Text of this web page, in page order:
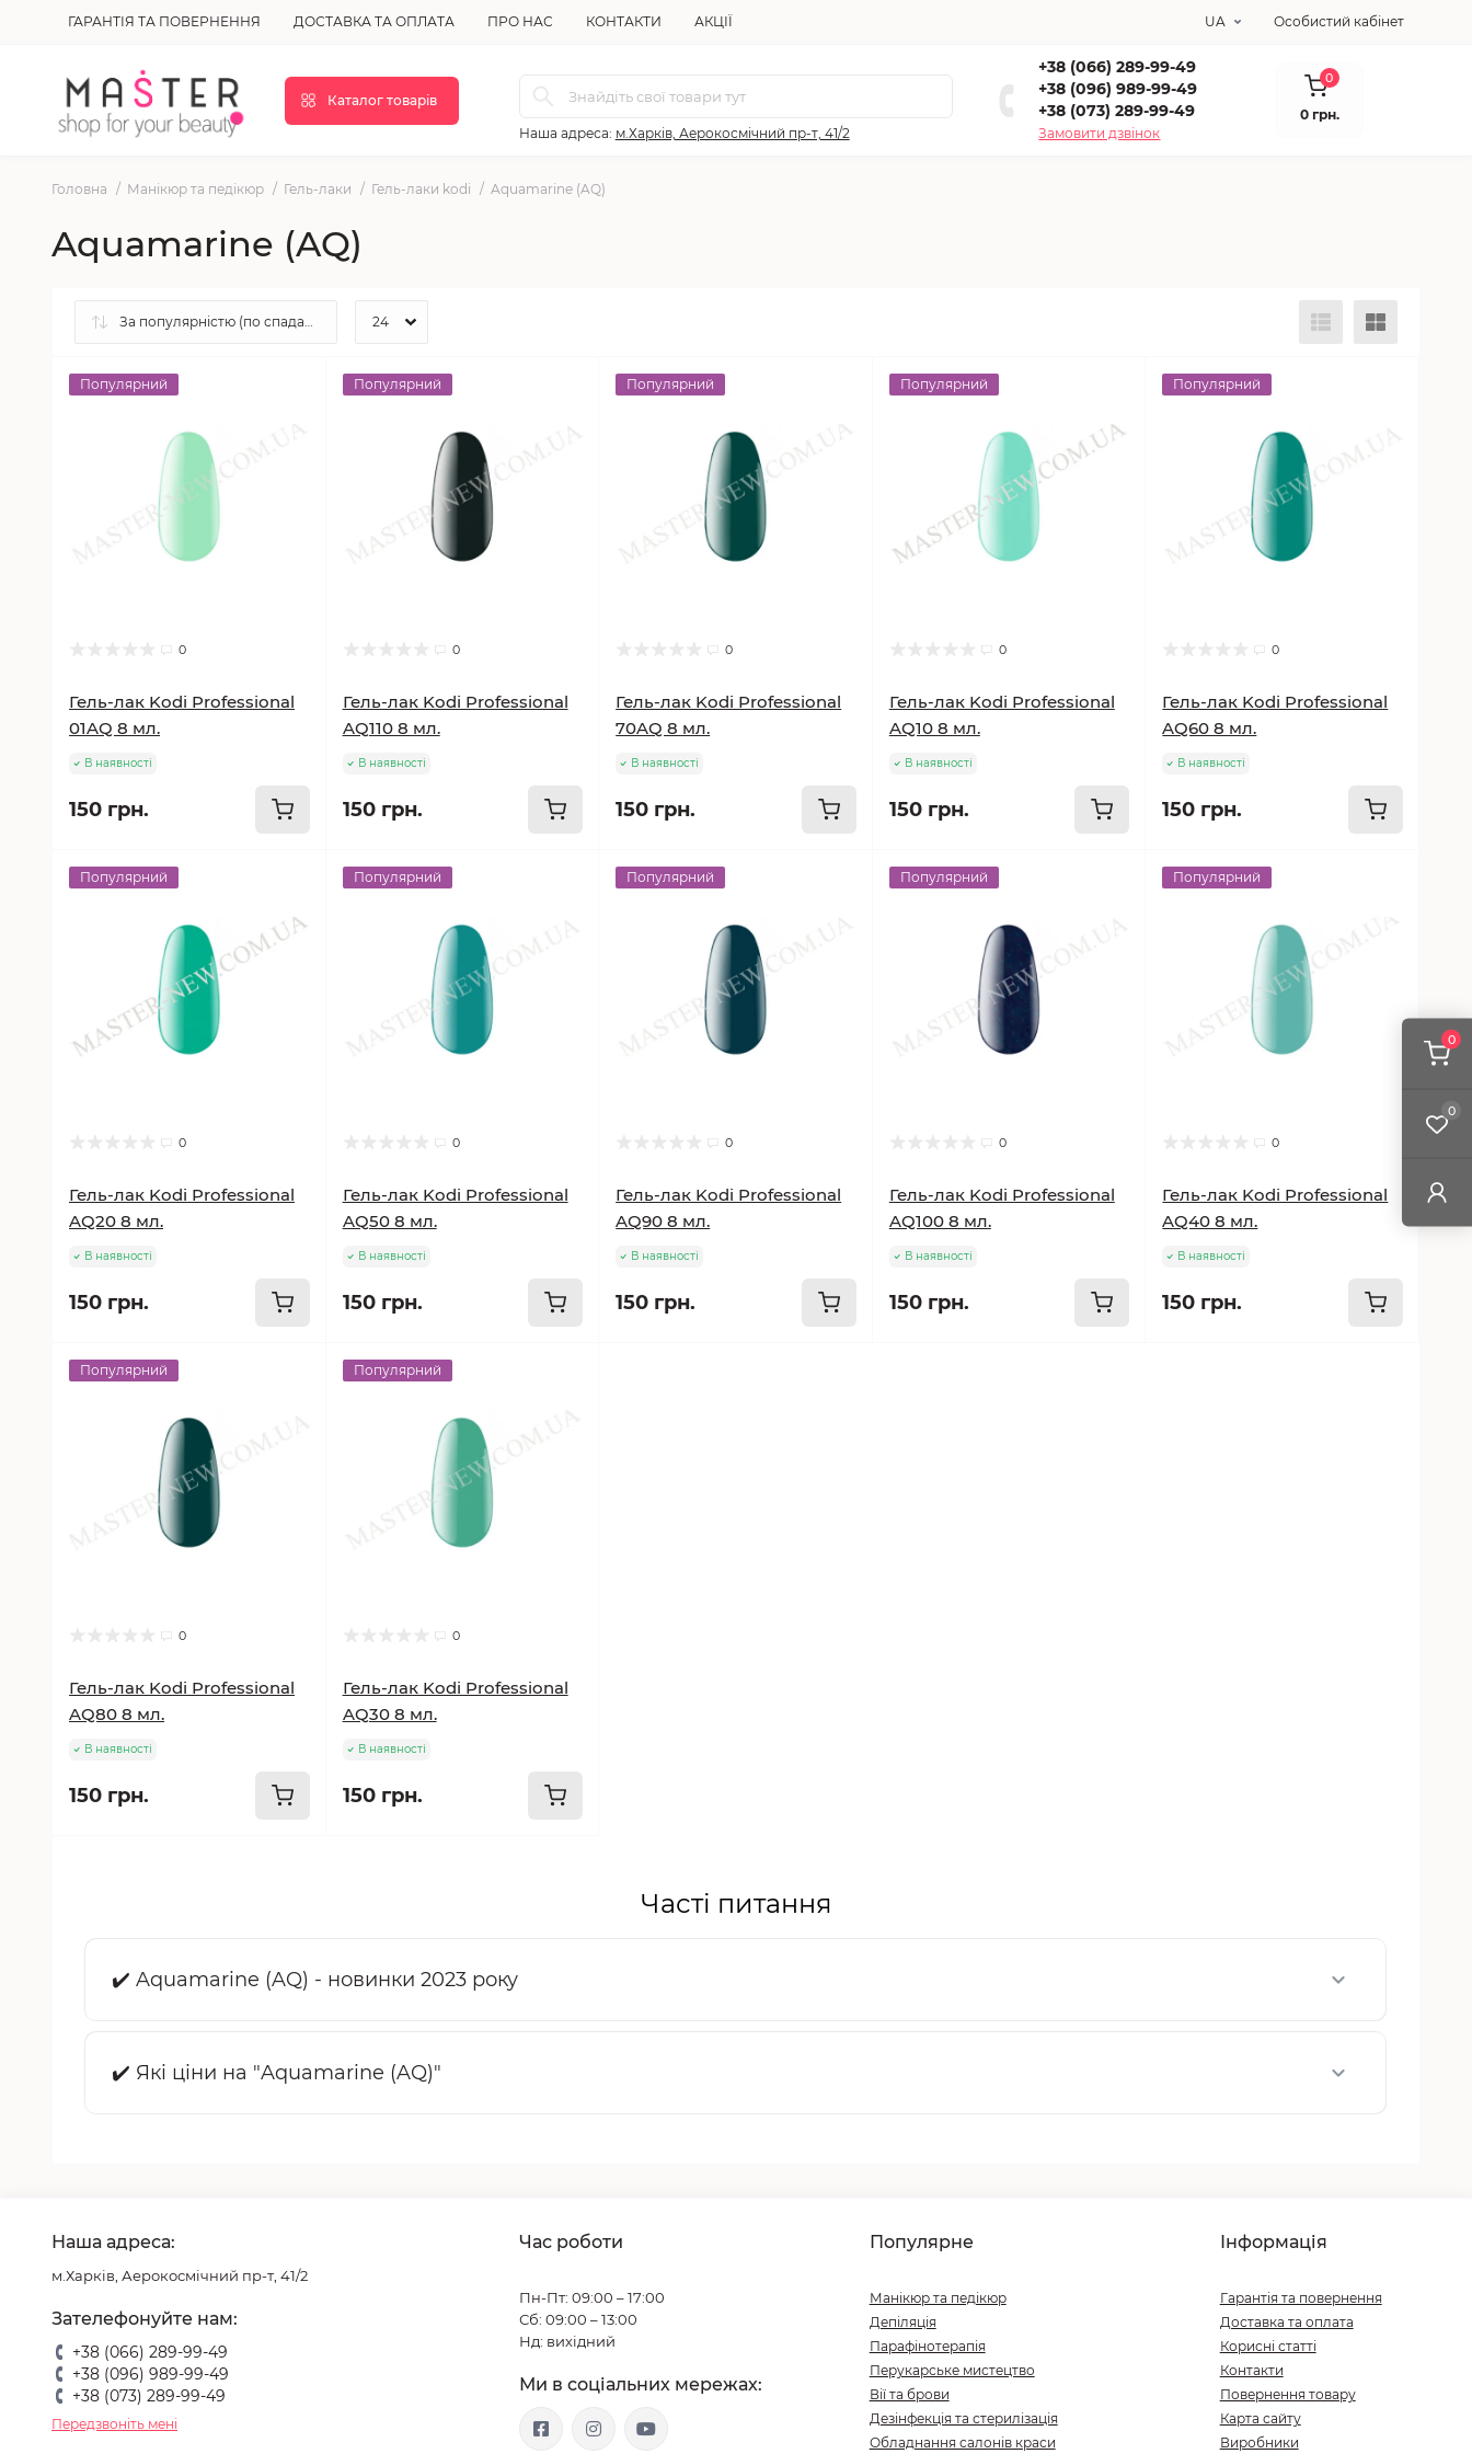
0
0
ГАРАНТІЯ ТА ПОВЕРНЕННЯ ДОСТАВКА ТА ОПЛАТА ПРО НАС КОНТАКТИ АКЦІЇ UA Особистий кабінет
Каталог товарів
Наша адреса: м.Харків, Аерокосмічний пр-т, 41/2
+38 (066) 289-99-49
+38 (096) 989-99-49
+38 (073) 289-99-49
Замовити дзвінок
0
0 грн.
Головна Манікюр та педікюр Гель-лаки Гель-лаки kodi Aquamarine (AQ)
Aquamarine (AQ)
Популярний
0
Гель-лак Kodi Professional
01AQ 8 мл.
В наявності
150 грн.
Популярний
0
Гель-лак Kodi Professional
AQ110 8 мл.
В наявності
150 грн.
Популярний
0
Гель-лак Kodi Professional
70AQ 8 мл.
В наявності
150 грн.
Популярний
0
Гель-лак Kodi Professional
AQ10 8 мл.
В наявності
150 грн.
Популярний
0
Гель-лак Kodi Professional
AQ60 8 мл.
В наявності
150 грн.
Популярний
0
Гель-лак Kodi Professional
AQ20 8 мл.
В наявності
150 грн.
Популярний
0
Гель-лак Kodi Professional
AQ50 8 мл.
В наявності
150 грн.
Популярний
0
Гель-лак Kodi Professional
AQ90 8 мл.
В наявності
150 грн.
Популярний
0
Гель-лак Kodi Professional
AQ100 8 мл.
В наявності
150 грн.
Популярний
0
Гель-лак Kodi Professional
AQ40 8 мл.
В наявності
150 грн.
Популярний
0
Гель-лак Kodi Professional
AQ80 8 мл.
В наявності
150 грн.
Популярний
0
Гель-лак Kodi Professional
AQ30 8 мл.
В наявності
150 грн.
Часті питання
✔️ Aquamarine (AQ) - новинки 2023 року
✔️ Які ціни на "Aquamarine (AQ)"
Наша адреса:
м.Харків, Аерокосмічний пр-т, 41/2
Зателефонуйте нам:
+38 (066) 289-99-49
+38 (096) 989-99-49
+38 (073) 289-99-49
Передзвоніть мені
Час роботи
Пн-Пт: 09:00 – 17:00
Сб: 09:00 – 13:00
Нд: вихідний
Ми в соціальних мережах:
Популярне
Манікюр та педікюр
Депіляція
Парафінотерапія
Перукарське мистецтво
Вії та брови
Дезінфекція та стерилізація
Обладнання салонів краси
Інформація
Гарантія та повернення
Доставка та оплата
Корисні статті
Контакти
Повернення товару
Карта сайту
Виробники